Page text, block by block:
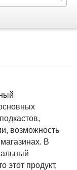
возможность
В
этот продукт,